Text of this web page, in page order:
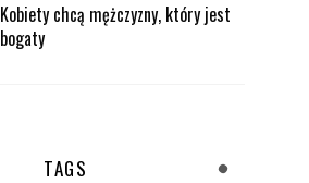
Kobiety chcą mężczyzny, który jest
bogaty
TAGS